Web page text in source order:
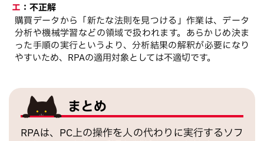
エ ： 不正解
購買データから「新たな法則を見つける」作業は、データ
分析や機械学習などの領域で扱われます。あらかじめ決ま
った手順の実行というより、分析結果の解釈が必要になり
やすいため、RPAの適用対象としては不適切です。
まとめ
RPAは、PC上の操作を人の代わりに実行するソフ